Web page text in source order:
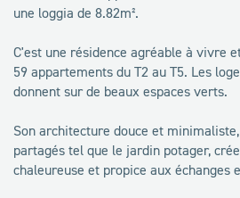
une loggia de 8.82m².
C'est une résidence agréable à vivre
59 appartements du T2 au T5. Les
donnent sur de beaux espaces verts.
Son architecture douce et
partagés tel que le jardin potager,
chaleureuse et propice aux échanges